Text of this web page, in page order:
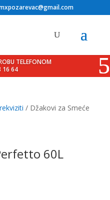
TELEFONOM
16 64
/ Džakovi za Smeće
60L